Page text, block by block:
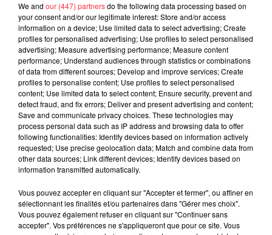
Fil actus
La version réécrite de « Beautiful Day »
interprétée lors des...
Weezer prépare la sortie de son nouvel
album en dévoilant une...
We and our (447) partnersdo the following data processing based on
your consent and/or our legitimate interest: Store and/or access
information on a device; Use limited data to select advertising; Create
profiles for personalised advertising; Use profiles to select personalised
advertising; Measure advertising performance; Measure content
performance; Understand audiences through statistics or combinations
of data from different sources; Develop and improve services; Create
profiles to personalise content; Use profiles to select personalised
content; Use limited data to select content; Ensure security, prevent and
detect fraud, and fix errors; Deliver and present advertising and content;
Save and communicate privacy choices. These technologies may
process personal data such as IP address and browsing data to offer
following functionalities: Identify devices based on information actively
requested; Use precise geolocation data; Match and combine data from
other data sources; Link different devices; Identify devices based on
information transmitted automatically.
Vous pouvez accepter en cliquant sur "Accepter et fermer", ou affiner en
sélectionnant les finalités et/ou partenaires dans "Gérer mes choix".
Vous pouvez également refuser en cliquant sur "Continuer sans
accepter". Vos préférences ne s'appliqueront que pour ce site. Vous